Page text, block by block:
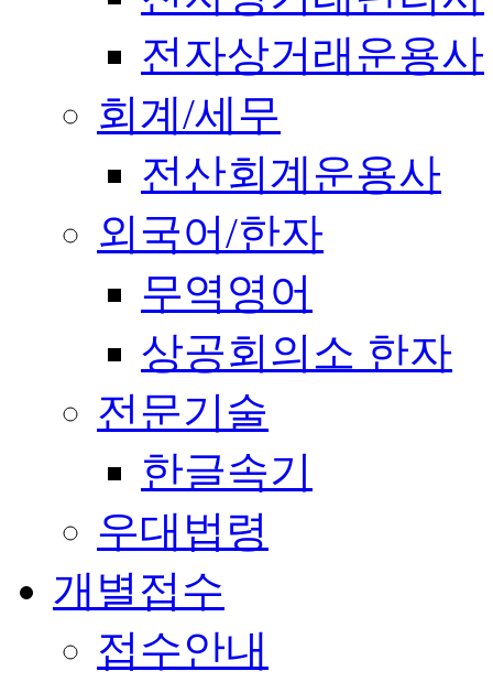
전자상거래운용사
회계/세무
전산회계운용사
외국어/한자
무역영어
상공회의소 한자
전문기술
한글속기
우대법령
개별접수
접수안내